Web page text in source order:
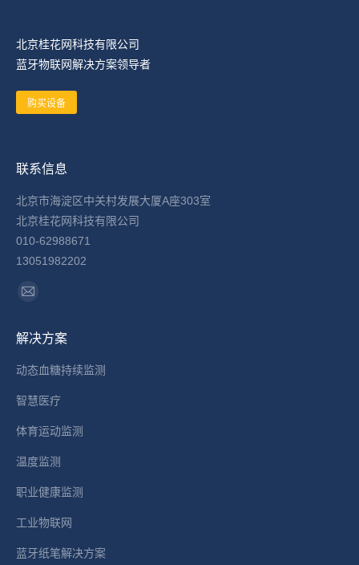
北京桂花网科技有限公司
蓝牙物联网解决方案领导者
购买设备
联系信息
北京市海淀区中关村发展大厦A座303室
北京桂花网科技有限公司
010-62988671
13051982202
找到我们：
opens
in
window
解决方案
动态血糖持续监测
智慧医疗
体育运动监测
温度监测
职业健康监测
工业物联网
蓝牙纸笔解决方案